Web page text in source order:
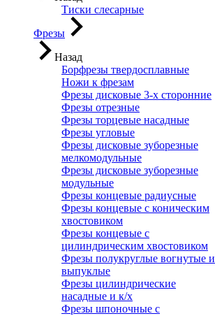
Тиски слесарные
Фрезы
Назад
Борфрезы твердосплавные
Ножи к фрезам
Фрезы дисковые 3-х сторонние
Фрезы отрезные
Фрезы торцевые насадные
Фрезы угловые
Фрезы дисковые зуборезные
мелкомодульные
Фрезы дисковые зуборезные
модульные
Фрезы концевые радиусные
Фрезы концевые с коническим
хвостовиком
Фрезы концевые с
цилиндрическим хвостовиком
Фрезы полукруглые вогнутые и
выпуклые
Фрезы цилиндрические
насадные и к/х
Фрезы шпоночные с